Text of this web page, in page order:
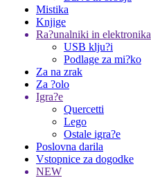
Mistika
Knjige
Ra?unalniki in elektronika
USB klju?i
Podlage za mi?ko
Za na zrak
Za ?olo
Igra?e
Quercetti
Lego
Ostale igra?e
Poslovna darila
Vstopnice za dogodke
NEW